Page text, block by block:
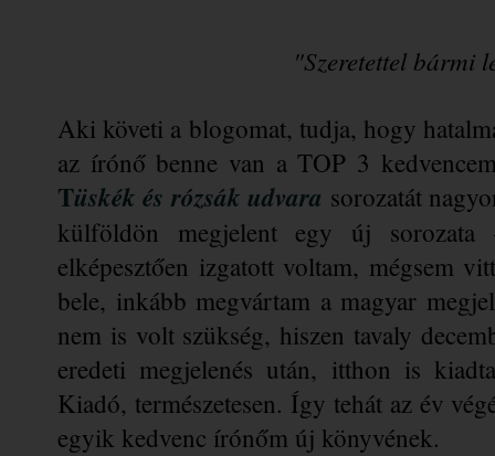
"Szeretettel bármi
Aki követi a blogomat, tudja, hogy
az írónő benne van a TOP 3
Tüskék és rózsák udvara sorozatát
külföldön megjelent egy új
elképesztően izgatott voltam, mégsem
bele, inkább megvártam a magyar
nem is volt szükség, hiszen tavaly
eredeti megjelenés után, itthon is
Kiadó, természetesen. Így tehát az év
egyik kedvenc írónőm új könyvének.